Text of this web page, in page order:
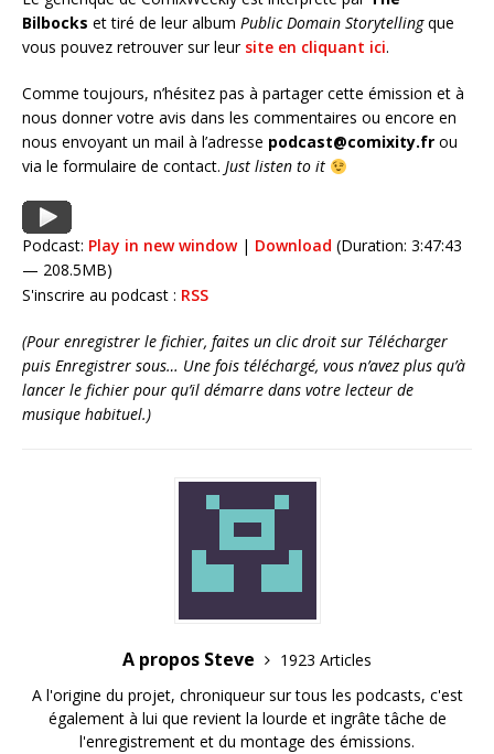
Bilbocks et tiré de leur album Public Domain Storytellingque
vous pouvez retrouver sur leur site en cliquant ici.
Comme toujours, n’hésitez pas à partager cette émission et à
nous donner votre avis dans les commentaires ou encore en
nous envoyant un mail à l’adresse podcast@comixity.fr ou
via le formulaire de contact. Just listen to it
Podcast: Play in new window| Download (Duration: 3:47:43
— 208.5MB)
S'inscrire au podcast : RSS
(Pour enregistrer le fichier, faites un clic droit sur Télécharger
puis Enregistrer sous… Une fois téléchargé, vous n’avez plus qu’à
lancer le fichier pour qu’il démarre dans votre lecteur de
musique habituel.)
A propos Steve
1923 Articles
A l'origine du projet, chroniqueur sur tous les podcasts, c'est
également à lui que revient la lourde et ingrâte tâche de
l'enregistrement et du montage des émissions.